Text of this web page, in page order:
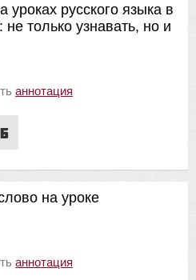
уроках русского языка в
только узнавать, но и
аннотация
на уроке
аннотация